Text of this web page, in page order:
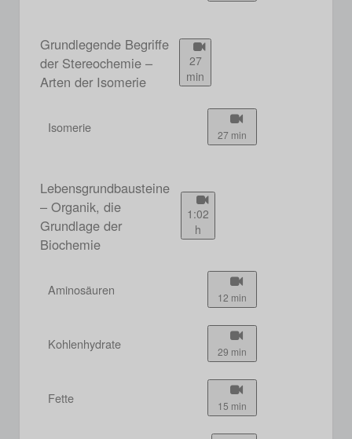
Grundlegende Begriffe
der Stereochemie –
Arten der Isomerie
27
min
Isomerie 27 min
Lebensgrundbausteine
– Organik, die
Grundlage der
Biochemie
1:02
h
Aminosäuren 12 min
Kohlenhydrate 29 min
Fette 15 min